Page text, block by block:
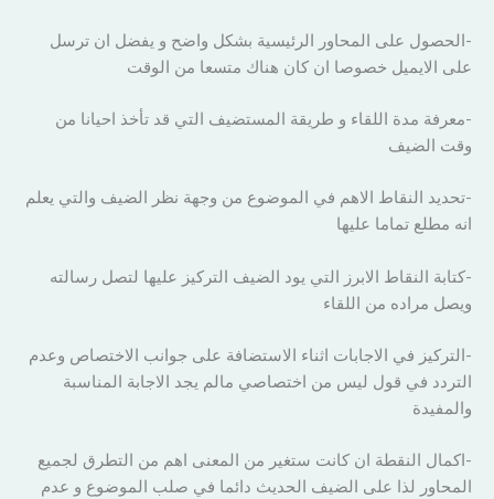
-الحصول على المحاور الرئيسية بشكل واضح و يفضل ان ترسل
على الايميل خصوصا ان كان هناك متسعا من الوقت
-معرفة مدة اللقاء و طريقة المستضيف التي قد تأخذ احيانا من
وقت الضيف
-تحديد النقاط الاهم في الموضوع من وجهة نظر الضيف والتي يعلم
انه مطلع تماما عليها
-كتابة النقاط الابرز التي يود الضيف التركيز عليها لتصل رسالته
ويصل مراده من اللقاء
-التركيز في الاجابات اثناء الاستضافة على جوانب الاختصاص وعدم
التردد في قول ليس من اختصاصي مالم يجد الاجابة المناسبة
والمفيدة
-اكمال النقطة ان كانت ستغير من المعنى اهم من التطرق لجميع
المحاور لذا على الضيف الحديث دائما في صلب الموضوع و عدم